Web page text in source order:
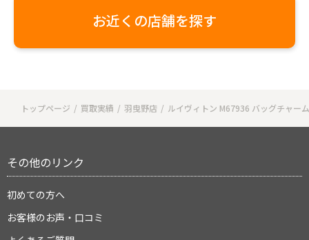
お近くの店舗を探す
トップページ 買取実績 羽曳野店 ルイヴィトン M67936 バッグチャー
その他のリンク
初めての方へ
お客様のお声・口コミ